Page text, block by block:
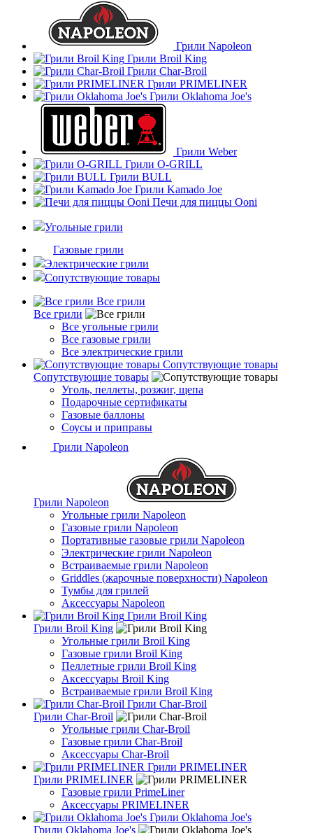
Грили Napoleon
Грили Broil King
Грили Char-Broil
Грили PRIMELINER
Грили Oklahoma Joe's
Грили Weber
Грили O-GRILL
Грили BULL
Грили Kamado Joe
Печи для пиццы Ooni
Угольные грили
Газовые грили
Электрические грили
Сопутствующие товары
Все грили
Все грили
Все угольные грили
Все газовые грили
Все электрические грили
Сопутствующие товары
Сопутствующие товары
Уголь, пеллеты, розжиг, щепа
Подарочные сертификаты
Газовые баллоны
Соусы и приправы
Грили Napoleon
Грили Napoleon
Угольные грили Napoleon
Газовые грили Napoleon
Портативные газовые грили Napoleon
Электрические грили Napoleon
Встраиваемые грили Napoleon
Griddles (жарочные поверхности) Napoleon
Тумбы для грилей
Аксессуары Napoleon
Грили Broil King
Грили Broil King
Угольные грили Broil King
Газовые грили Broil King
Пеллетные грили Broil King
Аксессуары Broil King
Встраиваемые грили Broil King
Грили Char-Broil
Грили Char-Broil
Угольные грили Char-Broil
Газовые грили Char-Broil
Аксессуары Char-Broil
Грили PRIMELINER
Грили PRIMELINER
Газовые грили PrimeLiner
Аксессуары PRIMELINER
Грили Oklahoma Joe's
Грили Oklahoma Joe's